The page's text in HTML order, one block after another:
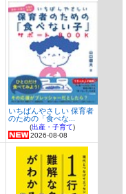
いちばんやさしい 保育者
のための「食べな...
(出産・子育て)
2026-08-08